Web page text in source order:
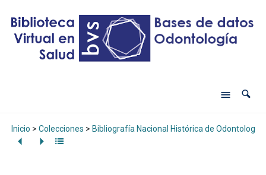
Inicio > Colecciones > Bibliografía Nacional Histórica de Odontología